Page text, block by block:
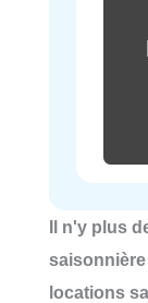
Il n'y plus
locations